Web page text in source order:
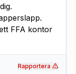
FFA kontor
Rapportera